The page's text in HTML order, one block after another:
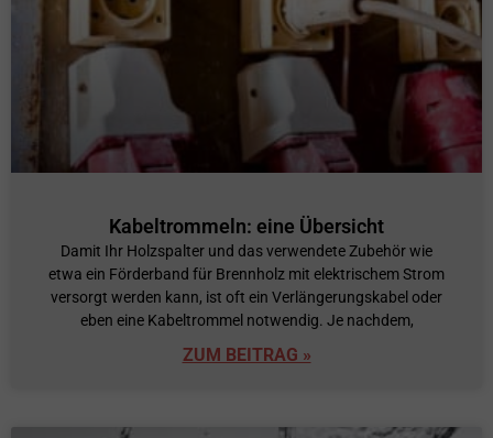
Kabeltrommeln: eine Übersicht
Damit Ihr Holzspalter und das verwendete Zubehör wie
etwa ein Förderband für Brennholz mit elektrischem Strom
versorgt werden kann, ist oft ein Verlängerungskabel oder
eben eine Kabeltrommel notwendig. Je nachdem,
ZUM BEITRAG »